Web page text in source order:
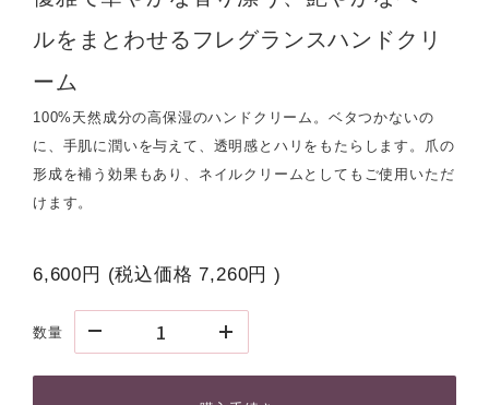
ルをまとわせるフレグランスハンドクリ
ーム
100%天然成分の高保湿のハンドクリーム。ベタつかないの
に、手肌に潤いを与えて、透明感とハリをもたらします。爪の
形成を補う効果もあり、ネイルクリームとしてもご使用いただ
けます。
6,600円 (税込価格7,260円 )
数量